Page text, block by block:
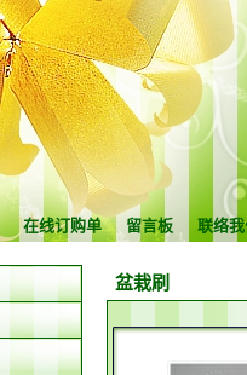
在线订购单 留言板 联络
盆栽刷